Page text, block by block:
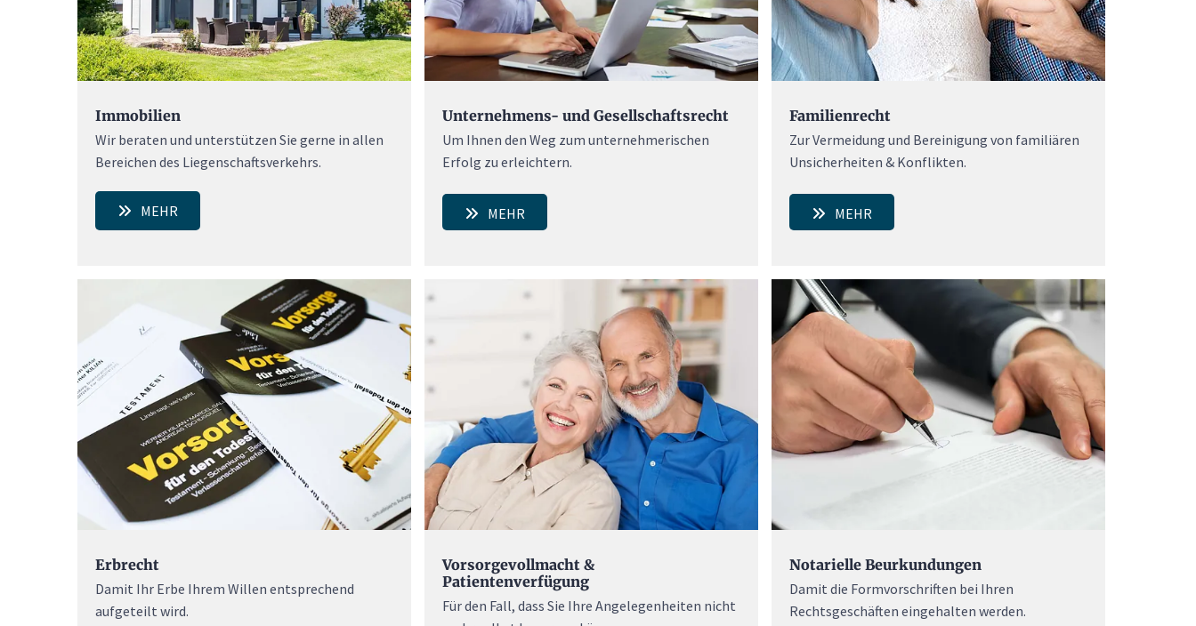
Immobilien
Wir beraten und unterstützen Sie gerne in allen
Bereichen des Liegenschaftsverkehrs.
MEHR
Unternehmens- und Gesellschaftsrecht
Um Ihnen den Weg zum unternehmerischen
Erfolg zu erleichtern.
MEHR
Familienrecht
Zur Vermeidung und Bereinigung von familiären
Unsicherheiten & Konflikten.
MEHR
Erbrecht
Damit Ihr Erbe Ihrem Willen entsprechend
aufgeteilt wird.
Vorsorgevollmacht &
Patientenverfügung
Für den Fall, dass Sie Ihre Angelegenheiten nicht
Notarielle Beurkundungen
Damit die Formvorschriften bei Ihren
Rechtsgeschäften eingehalten werden.